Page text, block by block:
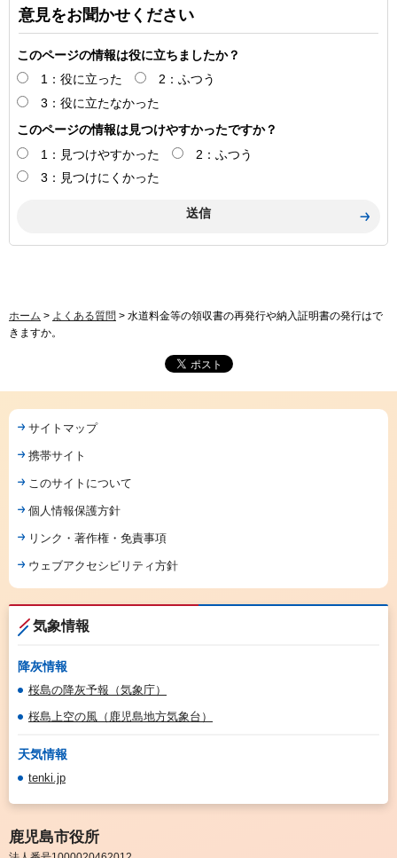
意見をお聞かせください
このページの情報は役に立ちましたか？
1：役に立った
2：ふつう
3：役に立たなかった
このページの情報は見つけやすかったですか？
1：見つけやすかった
2：ふつう
3：見つけにくかった
ホーム > よくある質問 > 水道料金等の領収書の再発行や納入証明書の発行はで
きますか。
サイトマップ
携帯サイト
このサイトについて
個人情報保護方針
リンク・著作権・免責事項
ウェブアクセシビリティ方針
気象情報
降灰情報
桜島の降灰予報（気象庁）
桜島上空の風（鹿児島地方気象台）
天気情報
tenki.jp
鹿児島市役所